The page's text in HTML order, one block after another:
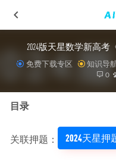
2024版天星数学新高
免费下载专区 知识导
0
目录
关联押题： 2024天星押
2026年张炯一高三语文